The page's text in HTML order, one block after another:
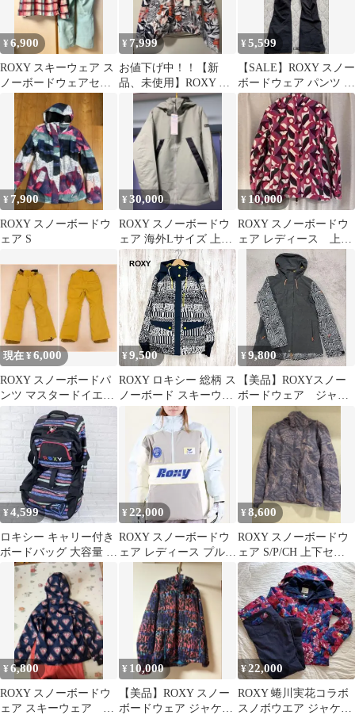
¥6,900
ROXY スキーウェア ス
ノーボードウェアセッ
ト チェック柄 レディー
¥ 7,999
お値下げ中！！【新
品、未使用】ROXY ウ
エア Sサイズ
¥5,599
【SALE】ROXY スノー
ボードウェア パンツ ブ
ラック
¥ 7,900
ROXY スノーボードウ
ェア S
¥30,000
ROXY スノーボードウ
ェア 海外Lサイズ 上下
セット
¥ 10,000
ROXY スノーボードウ
ェア レディース 上下
現在 ¥6,000
ROXY スノーボードパ
ンツ マスタードイエロ
¥9,500
ROXY ロキシー 総柄 ス
ノーボード スキーウェ
¥9,800
【美品】ROXYスノー
ボードウェア ジャケ
ットSサイズ
¥4,599
ロキシー キャリー付き
ボードバッグ 大容量 マ
ルチボーダー ロゴ 旅行
バッグ
¥22,000
ROXY スノーボードウ
ェア レディース プルオ
ーバー クロエキム
Mサイズ
¥8,600
ROXY スノーボードウ
ェア S/P/CH 上下セッ
ト2000円引き
¥6,800
ROXY スノーボードウ
ェア スキーウェア レ
¥ 10,000
【美品】ROXY スノー
ボードウェア ジャケッ
¥22,000
ROXY 蜷川実花コラボ
スノボウエア ジャケッ